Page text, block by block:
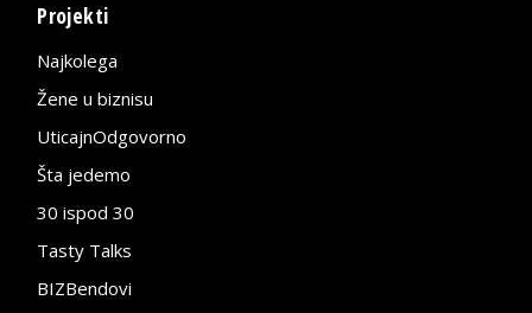
Projekti
Najkolega
Žene u biznisu
UticajnOdgovorno
Šta jedemo
30 ispod 30
Tasty Talks
BIZBendovi